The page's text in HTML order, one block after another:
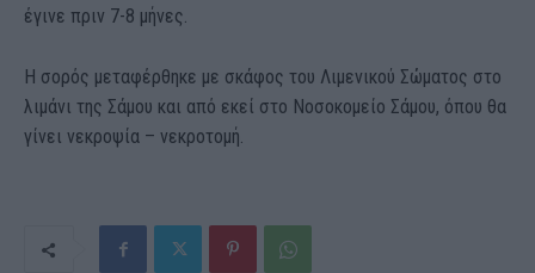
έγινε πριν 7-8 μήνες.
Η σορός μεταφέρθηκε με σκάφος του Λιμενικού Σώματος στο
λιμάνι της Σάμου και από εκεί στο Νοσοκομείο Σάμου, όπου θα
γίνει νεκροψία – νεκροτομή.